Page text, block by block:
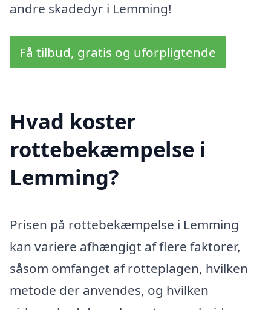
andre skadedyr i Lemming!
Få tilbud, gratis og uforpligtende
Hvad koster
rottebekæmpelse i
Lemming?
Prisen på rottebekæmpelse i Lemming
kan variere afhængigt af flere faktorer,
såsom omfanget af rotteplagen, hvilken
metode der anvendes, og hvilken